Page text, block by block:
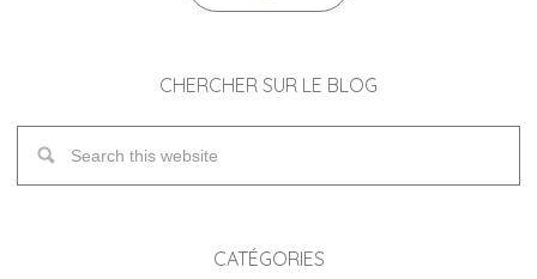
CHERCHER SUR LE BLOG
CATÉGORIES